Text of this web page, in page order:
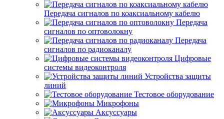
Передача сигналов по коаксиальному кабелю
Передача
сигналов по оптоволокну
Передача
сигналов по радиоканалу
Цифровые
системы видеоконтроля
Устройства защиты
линий
Тестовое оборудование
Микрофоны
Аксуссуары